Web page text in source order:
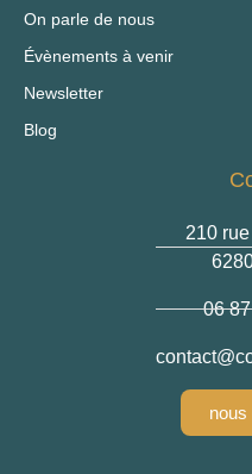
On parle de nous
Évènements à venir
Newsletter
Blog
210
06
contact
nous